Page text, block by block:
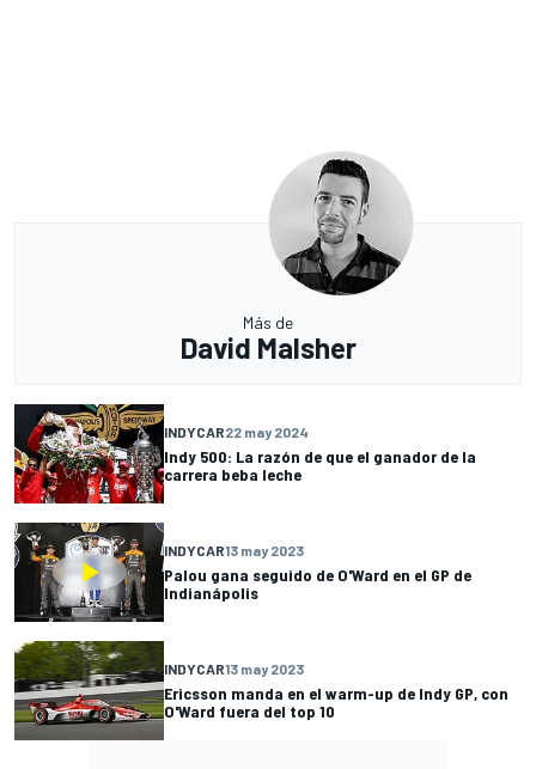
Más de
David Malsher
INDYCAR22 may 2024
Indy 500: La razón de que el ganador de la
carrera beba leche
INDYCAR13 may 2023
Palou gana seguido de O'Ward en el GP de
Indianápolis
INDYCAR13 may 2023
Ericsson manda en el warm-up de Indy GP, con
O'Ward fuera del top 10